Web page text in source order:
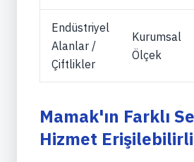
Endüstriyel
Alanlar /
Çiftlikler
Kurumsal
Ölçek
Mamak'ın Farklı
Hizmet